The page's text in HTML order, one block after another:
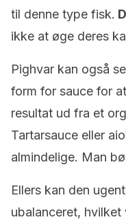
til denne type fisk.
ikke at øge deres
Pighvar kan også
form for sauce for
resultat ud fra et
Tartarsauce eller
almindelige. Man
Ellers kan den
ubalanceret, hvilket